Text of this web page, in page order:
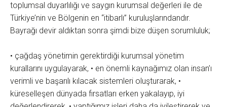
toplumsal duyarlılığı ve saygın kurumsal değerleri ile de
Türkiye’nin ve Bölgenin en “itibarlı” kuruluşlarındandır.
Bayrağı devir aldıktan sonra şimdi bize düşen sorumluluk;
• çağdaş yönetimin gerektirdiği kurumsal yönetim
kurallarını uygulayarak, • en önemli kaynağımız olan insan’ı
verimli ve başarılı kılacak sistemleri oluşturarak, •
küreselleşen dünyada fırsatları erken yakalayıp, iyi